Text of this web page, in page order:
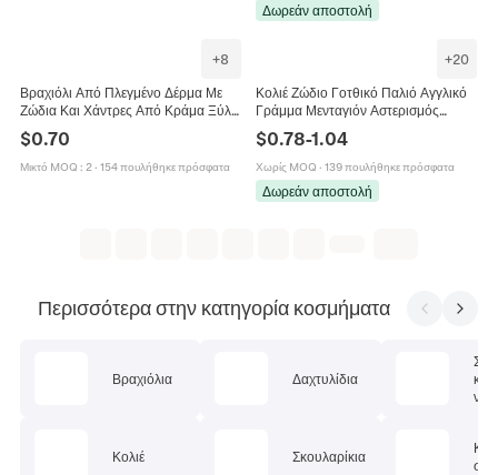
Δωρεάν αποστολή
+8
Βραχιόλι Από Πλεγμένο Δέρμα Με
Ζώδια Και Χάντρες Από Κράμα Ξύλο
Αιματίτη Ρετρό Κόσμημα Για Άνδρες
Γυναίκες
$0.70
Μικτό MOQ : 2· 154 πουλήθηκε πρόσφατα
+20
Κολιέ Ζώδιο Γοτθικό Παλιό Αγγλικό
Γράμμα Μενταγιόν Αστερισμός
Ανοξείδωτο Ατσάλι Επιχρυσωμένο
Κόσμημα Για Γυναίκες
$0.78-1.04
Χωρίς MOQ · 139 πουλήθηκε πρόσφατα
Δωρεάν αποστολή
Περισσότερα στην κατηγορία κοσμήματα
Βραχιόλια
Κολιέ
Δαχτυλίδια
Σκουλαρίκια
Σετ
ν